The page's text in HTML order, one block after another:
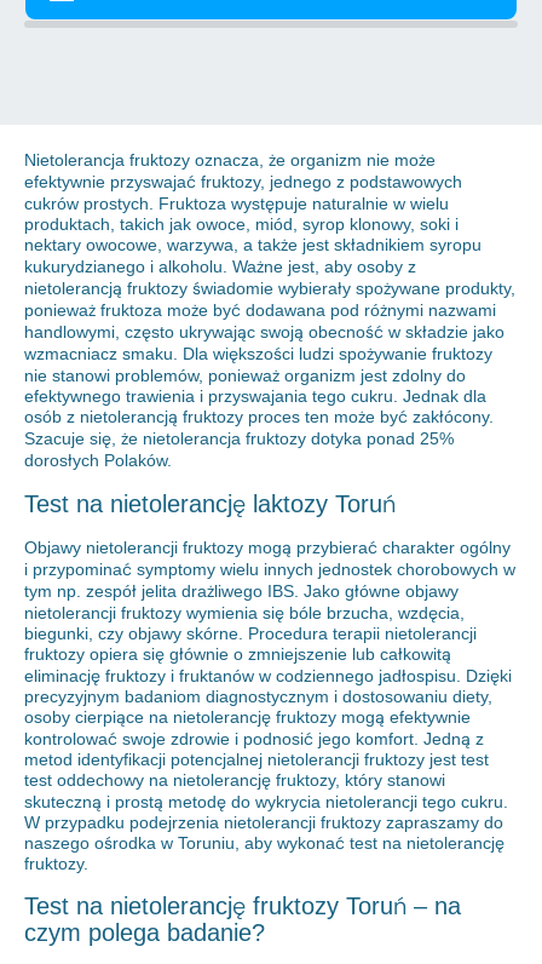
Nietolerancja fruktozy oznacza, że organizm nie może
efektywnie przyswajać fruktozy, jednego z podstawowych
cukrów prostych. Fruktoza występuje naturalnie w wielu
produktach, takich jak owoce, miód, syrop klonowy, soki i
nektary owocowe, warzywa, a także jest składnikiem syropu
kukurydzianego i alkoholu. Ważne jest, aby osoby z
nietolerancją fruktozy świadomie wybierały spożywane produkty,
ponieważ fruktoza może być dodawana pod różnymi nazwami
handlowymi, często ukrywając swoją obecność w składzie jako
wzmacniacz smaku. Dla większości ludzi spożywanie fruktozy
nie stanowi problemów, ponieważ organizm jest zdolny do
efektywnego trawienia i przyswajania tego cukru. Jednak dla
osób z nietolerancją fruktozy proces ten może być zakłócony.
Szacuje się, że nietolerancja fruktozy dotyka ponad 25%
dorosłych Polaków.
Test na nietolerancję laktozy Toruń
Objawy nietolerancji fruktozy mogą przybierać charakter ogólny
i przypominać symptomy wielu innych jednostek chorobowych w
tym np. zespół jelita drażliwego IBS. Jako główne objawy
nietolerancji fruktozy wymienia się bóle brzucha, wzdęcia,
biegunki, czy objawy skórne. Procedura terapii nietolerancji
fruktozy opiera się głównie o zmniejszenie lub całkowitą
eliminację fruktozy i fruktanów w codziennego jadłospisu. Dzięki
precyzyjnym badaniom diagnostycznym i dostosowaniu diety,
osoby cierpiące na nietolerancję fruktozy mogą efektywnie
kontrolować swoje zdrowie i podnosić jego komfort. Jedną z
metod identyfikacji potencjalnej nietolerancji fruktozy jest test
test oddechowy na nietolerancję fruktozy, który stanowi
skuteczną i prostą metodę do wykrycia nietolerancji tego cukru.
W przypadku podejrzenia nietolerancji fruktozy zapraszamy do
naszego ośrodka w Toruniu, aby wykonać test na nietolerancję
fruktozy.
Test na nietolerancję fruktozy Toruń – na
czym polega badanie?